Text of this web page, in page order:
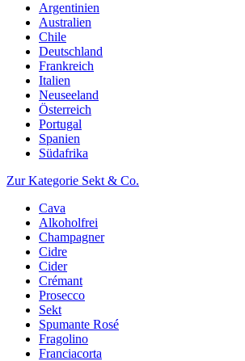
Argentinien
Australien
Chile
Deutschland
Frankreich
Italien
Neuseeland
Österreich
Portugal
Spanien
Südafrika
Zur Kategorie Sekt & Co.
Cava
Alkoholfrei
Champagner
Cidre
Cider
Crémant
Prosecco
Sekt
Spumante Rosé
Fragolino
Franciacorta